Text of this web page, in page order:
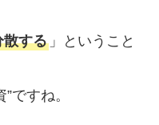
散する」ということ
ですね。